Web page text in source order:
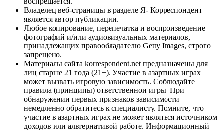
Владелец веб-страницы в разделе Я- Корреспондент
является автор публикации.
Любое копирование, перепечатка и воспроизведение
фотографий и/или аудиовизуальных материалов,
принадлежащих правообладателю Getty Images, строго
запрещено.
Материалы сайта korrespondent.net предназначены для
лиц старше 21 года (21+). Участие в азартных играх
может вызвать игровую зависимость. Соблюдайте
правила (принципы) ответственной игры. При
обнаружении первых признаков зависимости
немедленно обратитесь к специалисту. Помните, что
участие в азартных играх не может являться источником
доходов или альтернативой работе. Информационный